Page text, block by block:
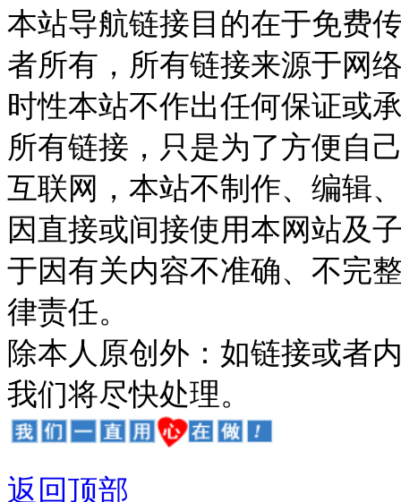
本站导航链接目的在于免费
者所有，所有链接来源于网
时性本站不作出任何保证或
所有链接，只是为了方便自
互联网，本站不制作、编辑
因直接或间接使用本网站及
于因有关内容不准确、不完
律责任。
除本人原创外：如链接或者
我们将尽快处理。
返回顶部